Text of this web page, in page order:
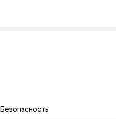
Безопасность